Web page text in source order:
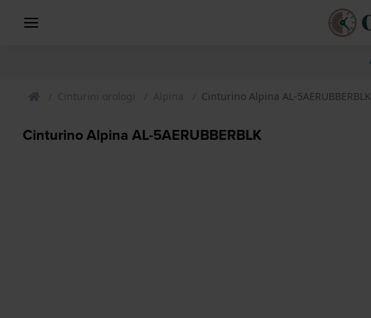
Cinturini orologi Alpina Cinturino Alpina AL-5AERUBBERBLK
Cinturino Alpina AL-5AERUBBERBLK